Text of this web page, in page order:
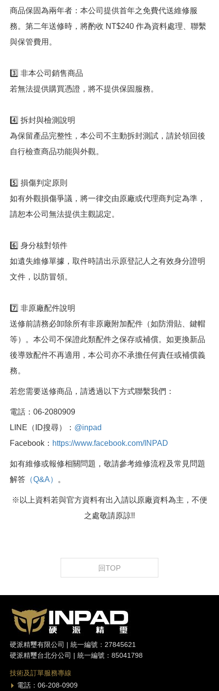
商品保固為兩年者：本公司提供首年之免費代送維修服
務。第二年送修時，將酌收 NT$240 作為資料處理、聯繫
與保管費用。
3️⃣ 非本公司銷售商品
若無法提供購買憑證，將不提供保固服務。
4️⃣ 拆封與檢測說明
為保留產品完整性，本公司不主動拆封測試，請於領回後
自行檢查商品功能與外觀。
5️⃣ 損傷判定原則
如有外觀損傷爭議，將一律交由原廠或代理商判定為準，
請恕本公司無法提供主觀認定。
6️⃣ 身分核對領件
如遺失維修單據，取件時請出示原登記人之有效身分證明
文件，以防冒領。
7️⃣ 非原廠配件說明
送修前請務必卸除所有非原廠附加配件（如防滑貼、鍵帽
等）。本公司不保證此類配件之保存或補償。如更換新品
後導致配件不再適用，本公司亦不承擔任何責任或補償義
務。
若您需要送修商品，請透過以下方式聯繫我們：
電話：06-2080909
LINE（ID搜尋）： @inpad
Facebook： https://www.facebook.com/INPAD
如有維修或報修相關問題，敬請參考維修流程及常見問題
解答 （Q&A） 。
※以上資料若與官方資料有出入請以原廠資料為主，不便
之處敬請原諒!!
回TOP
硬派精璽有限公司 | 統一編號：27845621
硬派精璽台北分公司 | 統一編號：85041798
技術及訂單服務專線
電話：06-208-0909